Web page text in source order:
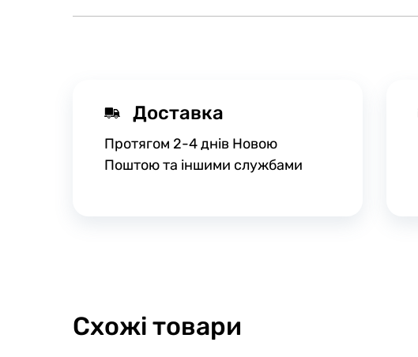
Доставка
Протягом 2-4 днів Новою
Поштою та іншими службами
Схожі товари